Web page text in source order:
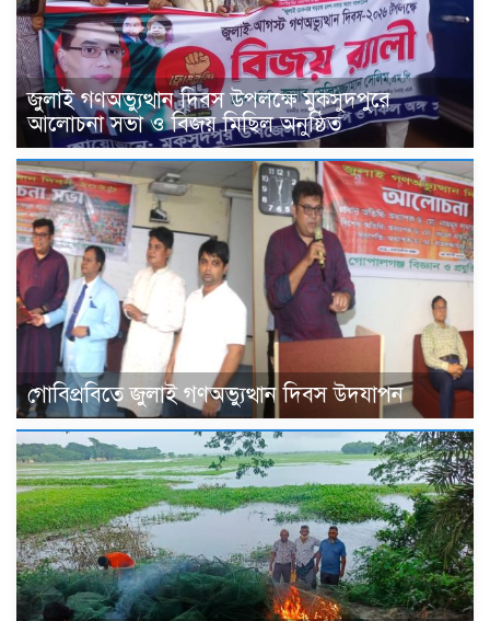
জুলাই গণঅভ্যুত্থান দিবস উপলক্ষে মুকসুদপুরে
আলোচনা সভা ও বিজয় মিছিল অনুষ্ঠিত
গোবিপ্রবিতে জুলাই গণঅভ্যুত্থান দিবস উদযাপন